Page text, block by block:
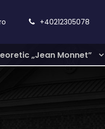
+40212305078
„Jean Monnet”